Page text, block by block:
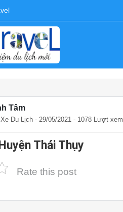
Tâm
Du Lịch - 29/05/2021 - 1078 Lượt xem
Thái Thụy
Rate this post